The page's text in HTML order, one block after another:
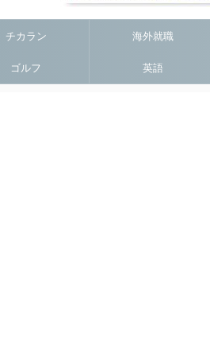
チカラン 海外就職
ゴルフ 英語